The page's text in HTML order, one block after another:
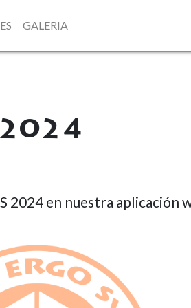
GALERIA
2024 en nuestra aplicación